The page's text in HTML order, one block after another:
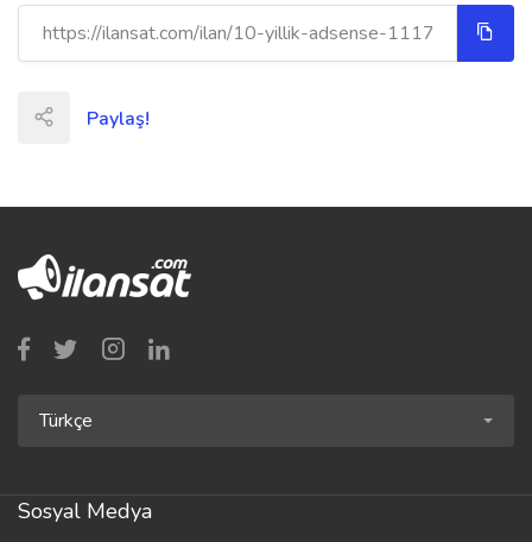
Paylaş!
Türkçe
Sosyal Medya